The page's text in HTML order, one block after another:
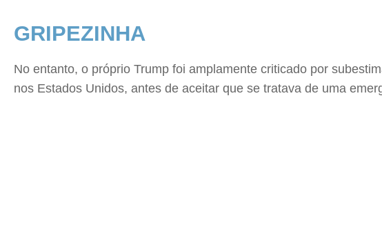
GRIPEZINHA
No entanto, o próprio Trump foi amplamente criticado por
nos Estados Unidos, antes de aceitar que se tratava de uma